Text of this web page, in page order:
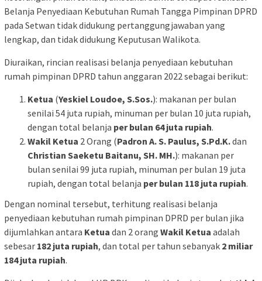
Belanja Penyediaan Kebutuhan Rumah Tangga Pimpinan DPRD
pada Setwan tidak didukung pertanggungjawaban yang
lengkap, dan tidak didukung Keputusan Walikota.
Diuraikan, rincian realisasi belanja penyediaan kebutuhan
rumah pimpinan DPRD tahun anggaran 2022 sebagai berikut:
Ketua (Yeskiel Loudoe, S.Sos.): makanan per bulan
senilai 54 juta rupiah, minuman per bulan 10 juta rupiah,
dengan total belanja per bulan 64 juta rupiah.
Wakil Ketua 2 Orang (Padron A. S. Paulus, S.Pd.K.dan
Christian Saeketu Baitanu, SH. MH.): makanan per
bulan senilai 99 juta rupiah, minuman per bulan 19 juta
rupiah, dengan total belanja per bulan 118 juta rupiah.
Dengan nominal tersebut, terhitung realisasi belanja
penyediaan kebutuhan rumah pimpinan DPRD per bulan jika
dijumlahkan antara Ketua dan 2 orang Wakil Ketua adalah
sebesar 182 juta rupiah, dan total per tahun sebanyak 2 miliar
184 juta rupiah.